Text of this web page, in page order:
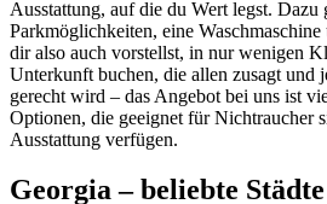
Ausstattung, auf die du Wert legst. Dazu
Parkmöglichkeiten, eine
dir also auch vorstellst, in nur wenigen
Unterkunft buchen, die allen zusagt und
gerecht wird – das Angebot bei uns ist
Optionen, die geeignet für Nichtraucher
Ausstattung verfügen.
Georgia – beliebte Städte